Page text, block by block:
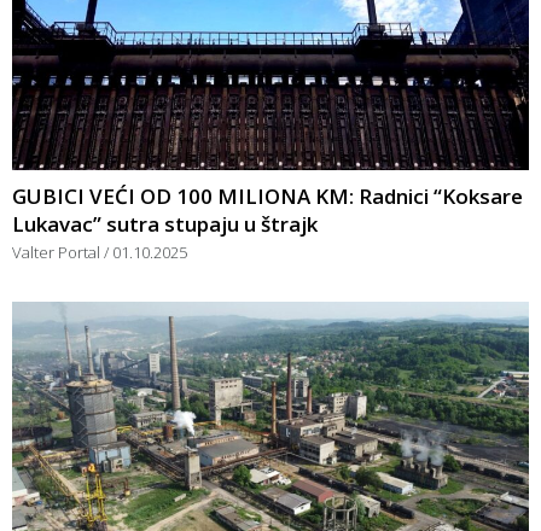
GUBICI VEĆI OD 100 MILIONA KM: Radnici “Koksare
Lukavac” sutra stupaju u štrajk
Valter Portal 01.10.2025